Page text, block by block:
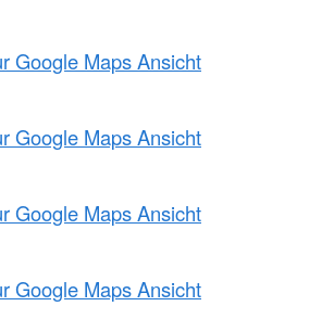
Google Maps Ansicht
Google Maps Ansicht
Google Maps Ansicht
Google Maps Ansicht